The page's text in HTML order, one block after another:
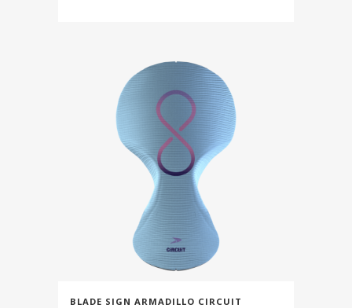
BLADE SIGN ARMADILLO CIRCUIT